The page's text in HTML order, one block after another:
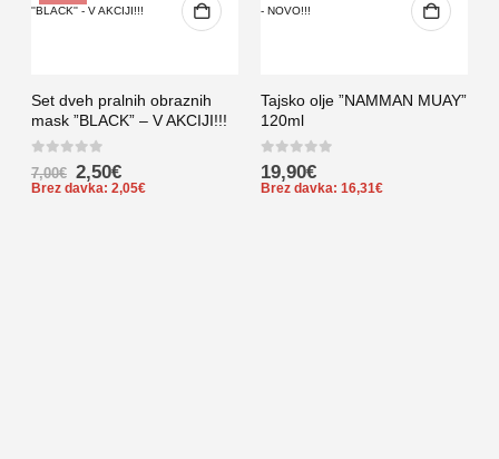
Set dveh pralnih obraznih
mask ”BLACK” – V AKCIJI!!!
out of 5
7,00€ 2,50€
Brez davka: 2,05€
Tajsko olje ”NAMMAN MUAY”
120ml
0 out of 5
19,90€
Brez davka: 16,31€